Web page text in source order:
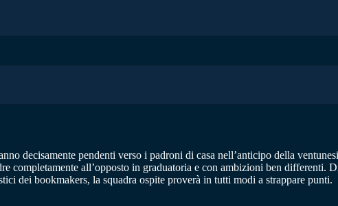
decisamente pendenti verso i padroni di casa nell’anticipo della
completamente all’opposto in graduatoria e con ambizioni ben differenti.
dei bookmakers, la squadra ospite proverà in tutti modi a strappare punti.